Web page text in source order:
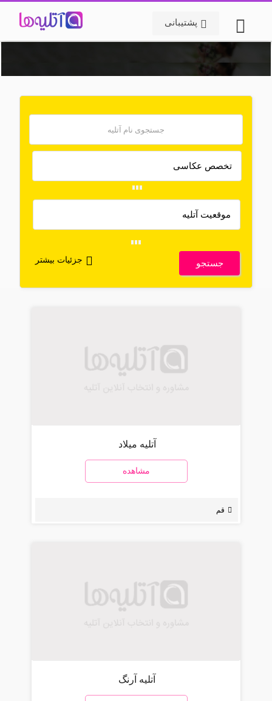
پشتیبانی
جستجو جزئیات بیشتر
آتلیه میلاد
مشاهده
قم
آتلیه آرنگ